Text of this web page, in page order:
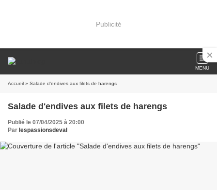
Publicité
MENU
Accueil » Salade d'endives aux filets de harengs
Salade d'endives aux filets de harengs
Publié le 07/04/2025 à 20:00
Par lespassionsdeval